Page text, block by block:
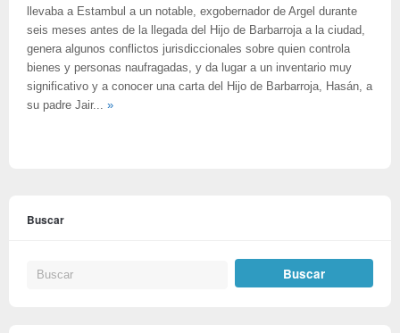
llevaba a Estambul a un notable, exgobernador de Argel durante
seis meses antes de la llegada del Hijo de Barbarroja a la ciudad,
genera algunos conflictos jurisdiccionales sobre quien controla
bienes y personas naufragadas, y da lugar a un inventario muy
significativo y a conocer una carta del Hijo de Barbarroja, Hasán, a
su padre Jair... »
Buscar